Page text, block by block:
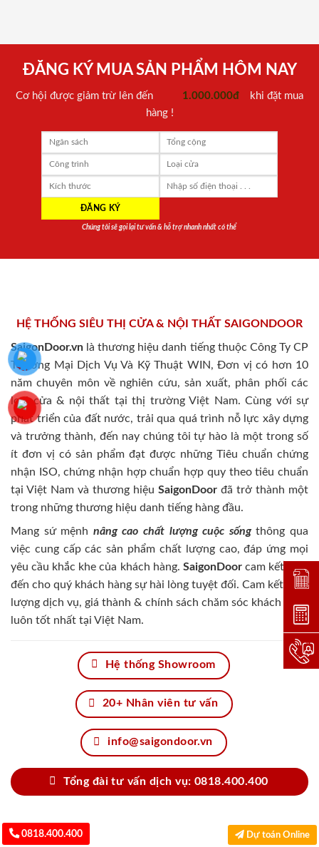
ĐĂNG KÝ MUA SẢN PHẨM HÔM NAY
Cơ hội được giảm trừ lên đến 1.000.000đ
khi đặt mua
hàng !
Chúng tôi sẽ gọi lại tư vấn & hỗ trợ nhanh nhất có thể
HỆ THỐNG SIÊU THỊ CỬA & NỘI THẤT SAIGONDOOR
SaigonDoor.vn là thương hiệu danh tiếng thuộc Công Ty CP
Thương Mại Dịch Vụ Và Kỹ Thuật WIN, Đơn vị có hơn 10
năm chuyên môn về nghiên cứu, sản xuất, phân phối các
loại cửa & nội thất tại thị trường Việt Nam. Cùng với sự
phát triển của đất nước, trải qua quá trình nỗ lực xây dựng
và trưởng thành, đến nay chúng tôi tự hào là một trong số
ít đơn vị có sản phẩm đạt được những Tiêu chuẩn chứng
nhận ISO, chứng nhận hợp chuẩn hợp quy theo tiêu chuẩn
tại Việt Nam và thương hiệu SaigonDoor đã trở thành một
trong những thương hiệu danh tiếng hàng đầu.
Mang sứ mệnh nâng cao chất lượng cuộc sốngthông qua
việc cung cấp các sản phẩm chất lượng cao, đáp ứng mọi
yêu cầu khắc khe của khách hàng. SaigonDoorcam kết đem
đến cho quý khách hàng sự hài lòng tuyệt đối. Cam kết chất
lượng dịch vụ, giá thành & chính sách chăm sóc khách hàng
luôn tốt nhất tại Việt Nam.
Hệ thống Showroom
20+ Nhân viên tư vấn
info@saigondoor.vn
Tổng đài tư vấn dịch vụ: 0818.400.400
0818.400.400 Dự toán Online
Đặt
Dự